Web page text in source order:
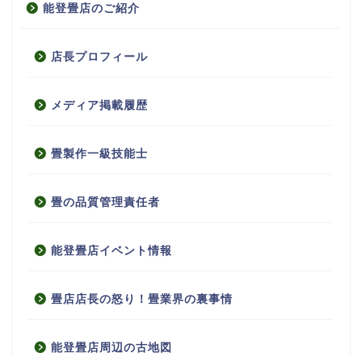
能登畳店のご紹介
店長プロフィール
メディア掲載履歴
畳製作一級技能士
畳の品質管理責任者
能登畳店イベント情報
畳店店長の怒り！畳業界の裏事情
能登畳店周辺の古地図